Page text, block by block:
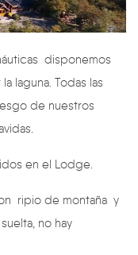
disponemos
laguna. Todas las
de nuestros
en el Lodge.
ripio de montaña y
no hay